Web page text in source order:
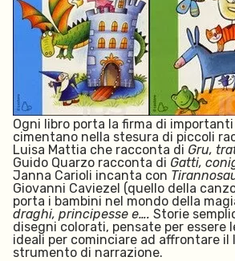
Ogni libro porta la firma di
cimentano nella stesura di piccoli
Luisa Mattia che racconta di Gru,
Guido Quarzo racconta di Gatti,
Janna Carioli incanta con
Giovanni Caviezel (quello della
porta i bambini nel mondo della
draghi, principesse e…. Storie
disegni colorati, pensate per essere
ideali per cominciare ad affrontare il
strumento di narrazione.